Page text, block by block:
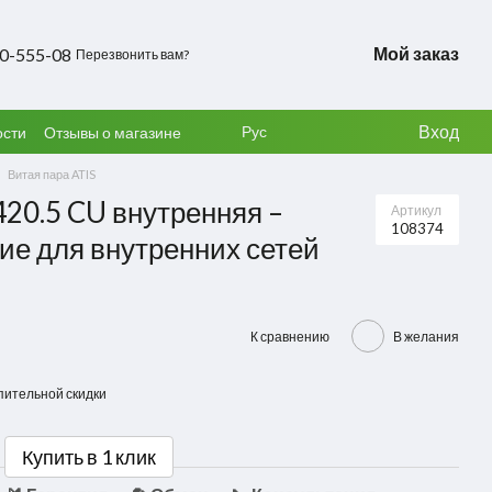
555-08 Перезвонить вам? Мой заказ
Отзывы о магазине Рус Вход
Витая пара ATIS
CU внутренняя –
для внутренних сетей
Артикул
108374
К сравнению В желания
скидки
Купить в 1 клик